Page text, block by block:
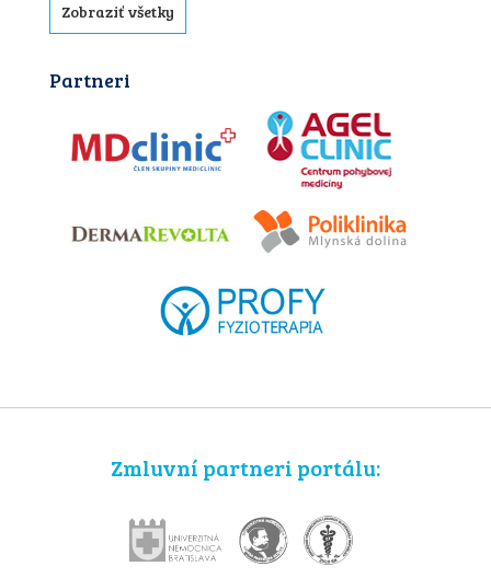
Zobraziť všetky
Partneri
Zmluvní partneri portálu: